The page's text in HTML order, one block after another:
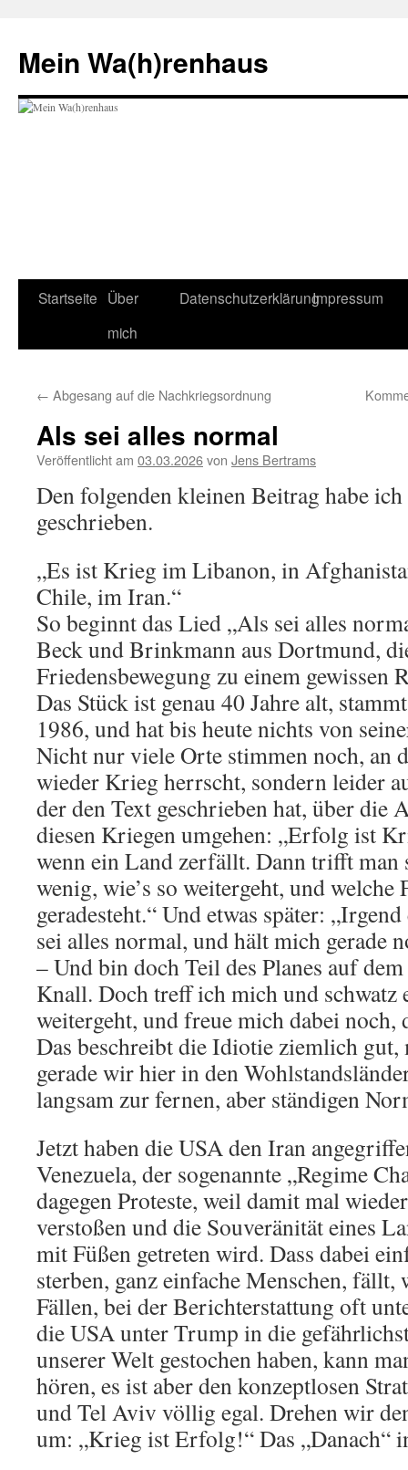
springen
Mein Wa(h)renhaus
Startseite Über
mich
DatenschutzerklärungImpressum
← Abgesang auf die Nachkriegsordnung
Als sei alles normal
Veröffentlicht am 03.03.2026von Jens Bertrams
Den folgenden kleinen Beitrag habe
geschrieben.
„Es ist Krieg im Libanon, in
Chile, im Iran.“
So beginnt das Lied „Als sei alles
Beck und Brinkmann aus Dortmund,
Friedensbewegung zu einem gewissen
Das Stück ist genau 40 Jahre alt,
1986, und hat bis heute nichts von
Nicht nur viele Orte stimmen noch, an
wieder Krieg herrscht, sondern leider
der den Text geschrieben hat, über die
diesen Kriegen umgehen: „Erfolg ist
wenn ein Land zerfällt. Dann trifft man
wenig, wie’s so weitergeht, und
geradesteht.“ Und etwas später:
sei alles normal, und hält mich gerade
– Und bin doch Teil des Planes auf
Knall. Doch treff ich mich und schwatz
weitergeht, und freue mich dabei noch,
Das beschreibt die Idiotie ziemlich
gerade wir hier in den
langsam zur fernen, aber ständigen
Jetzt haben die USA den Iran
Venezuela, der sogenannte „Regime
dagegen Proteste, weil damit mal
verstoßen und die Souveränität eines
mit Füßen getreten wird. Dass dabei
sterben, ganz einfache Menschen,
Fällen, bei der Berichterstattung oft
die USA unter Trump in die
unserer Welt gestochen haben, kann
hören, es ist aber den konzeptlosen
und Tel Aviv völlig egal. Drehen wir
um: „Krieg ist Erfolg!“ Das „Danach“